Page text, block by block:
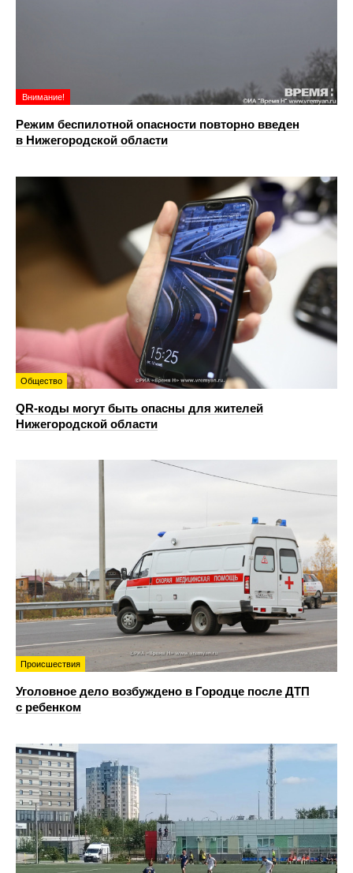
Внимание!
Режим беспилотной опасности повторно введен
в Нижегородской области
Общество
QR-коды могут быть опасны для жителей
Нижегородской области
Происшествия
Уголовное дело возбуждено в Городце после ДТП
с ребенком